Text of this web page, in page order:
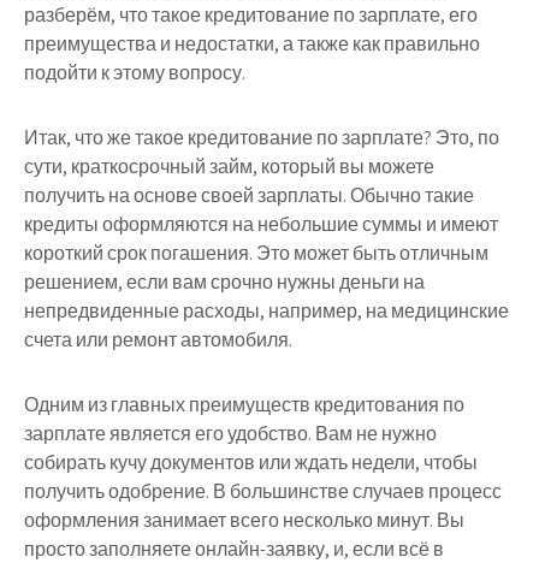
разберём, что такое кредитование по зарплате, его
преимущества и недостатки, а также как правильно
подойти к этому вопросу.
Итак, что же такое кредитование по зарплате? Это, по
сути, краткосрочный займ, который вы можете
получить на основе своей зарплаты. Обычно такие
кредиты оформляются на небольшие суммы и имеют
короткий срок погашения. Это может быть отличным
решением, если вам срочно нужны деньги на
непредвиденные расходы, например, на медицинские
счета или ремонт автомобиля.
Одним из главных преимуществ кредитования по
зарплате является его удобство. Вам не нужно
собирать кучу документов или ждать недели, чтобы
получить одобрение. В большинстве случаев процесс
оформления занимает всего несколько минут. Вы
просто заполняете онлайн-заявку, и, если всё в